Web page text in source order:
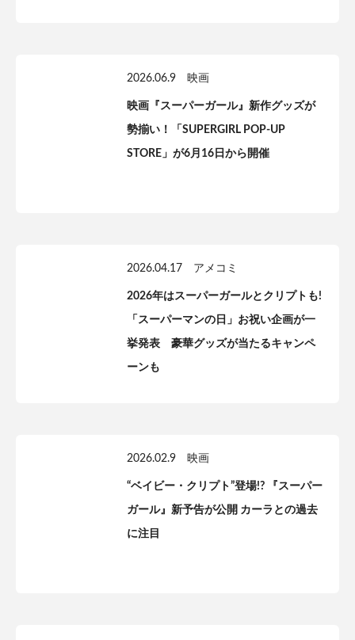
2026.06.9 映画
映画『スーパーガール』新作グッズが
勢揃い！「SUPERGIRL POP-UP
STORE」が6月16日から開催
2026.04.17 アメコミ
2026年はスーパーガールとクリプトも!
「スーパーマンの日」お祝い企画が一
挙発表 豪華グッズが当たるキャンペ
ーンも
2026.02.9 映画
“ベイビー・クリプト”登場!? 『スーパー
ガール』新予告が公開 カーラとの過去
に注目